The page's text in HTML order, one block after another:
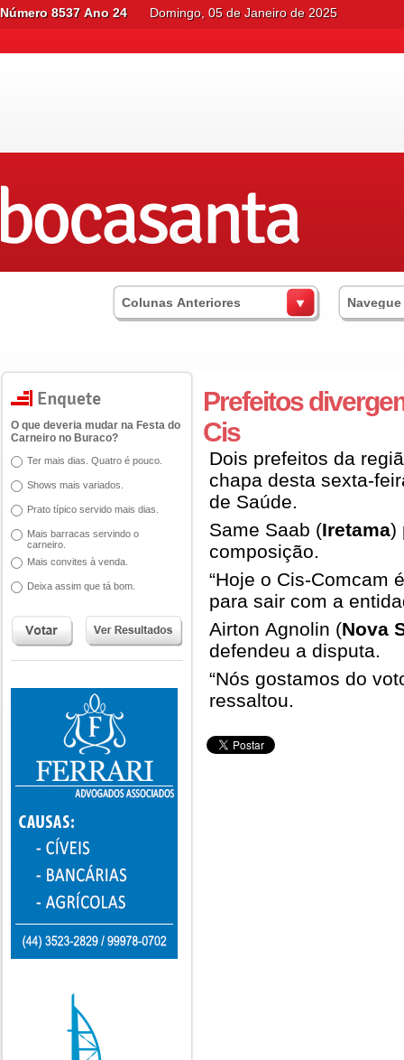
Número 8537 Ano 24 Domingo, 05 de Janeiro de 2025
Colunas Anteriores
O que deveria mudar na Festa do
Carneiro no Buraco?
Ter mais dias. Quatro é pouco.
Shows mais variados.
Prato típico servido mais dias.
Mais barracas servindo o
carneiro.
Mais convites à venda.
Deixa assim que tá bom.
Prefeitos
Cis
Dois prefeitos da
chapa desta sexta-
de Saúde.
Same Saab (Iretama)
composição.
“Hoje o Cis-Comcam
para sair com a
Airton Agnolin (Nova
defendeu a disputa.
“Nós gostamos do
ressaltou.